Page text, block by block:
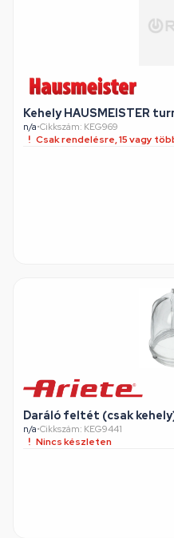
Kehely HAUSMEISTER
n/a•Cikkszám: KEG969
Csak rendelésre, 15 vagy
Daráló feltét (csak
n/a•Cikkszám: KEG9441
Nincs készleten